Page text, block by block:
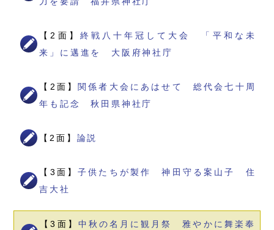
【2面】 終戦八十年冠して大会 「平和な未
来」に邁進を 大阪府神社庁
【2面】 関係者大会にあはせて 総代会七十周
年も記念 秋田県神社庁
【2面】 論説
【3面】子供たちが製作 神田守る案山子 住
吉大社
【3面】 中秋の名月に観月祭 雅やかに舞楽奉